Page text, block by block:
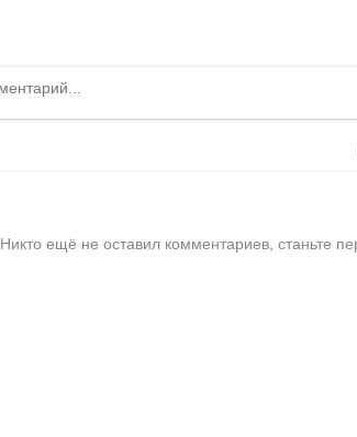
Никто ещё не оставил комментариев, станьте